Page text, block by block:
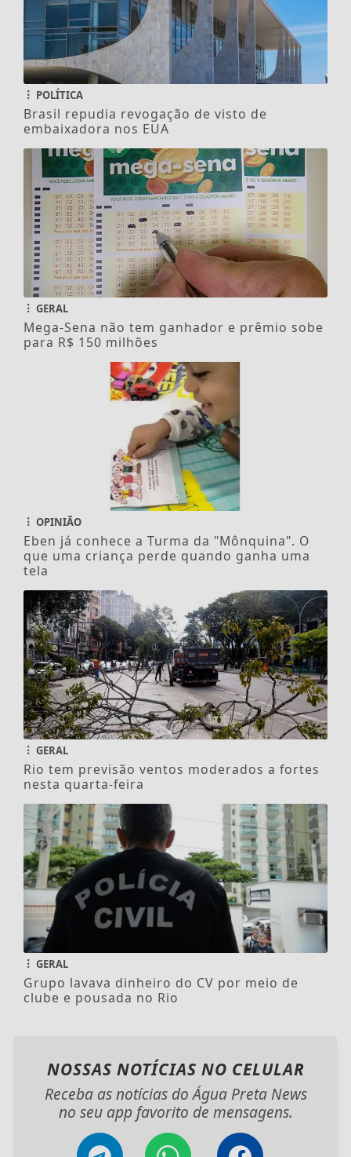
POLÍTICA
Brasil repudia revogação de visto de
embaixadora nos EUA
GERAL
Mega-Sena não tem ganhador e prêmio sobe
para R$ 150 milhões
OPINIÃO
Eben já conhece a Turma da "Mônquina". O
que uma criança perde quando ganha uma
tela
GERAL
Rio tem previsão ventos moderados a fortes
nesta quarta-feira
GERAL
Grupo lavava dinheiro do CV por meio de
clube e pousada no Rio
NOSSAS NOTÍCIAS NO CELULAR
Receba as notícias do Água Preta News
no seu app favorito de mensagens.